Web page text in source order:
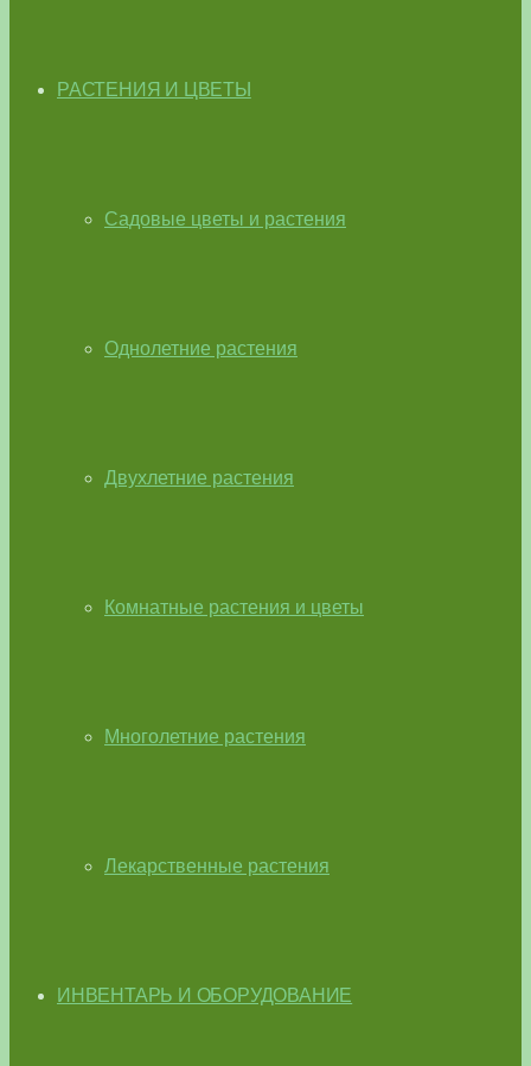
РАСТЕНИЯ И ЦВЕТЫ
Садовые цветы и растения
Однолетние растения
Двухлетние растения
Комнатные растения и цветы
Многолетние растения
Лекарственные растения
ИНВЕНТАРЬ И ОБОРУДОВАНИЕ